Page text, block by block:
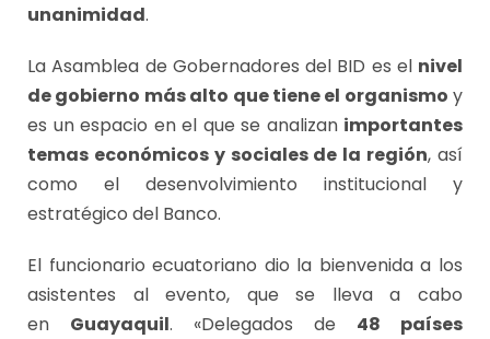
unanimidad.
La Asamblea de Gobernadores del BID es el nivel
de gobierno más alto que tiene el organismo y
es un espacio en el que se analizan importantes
temas económicos y sociales de la región, así
como el desenvolvimiento institucional y
estratégico del Banco.
El funcionario ecuatoriano dio la bienvenida a los
asistentes al evento, que se lleva a cabo
en Guayaquil. «Delegados de 48 países